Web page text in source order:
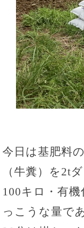
今日は基肥料
（牛糞）を2t
100キロ・有機
っこうな量で